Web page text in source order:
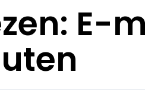
E-